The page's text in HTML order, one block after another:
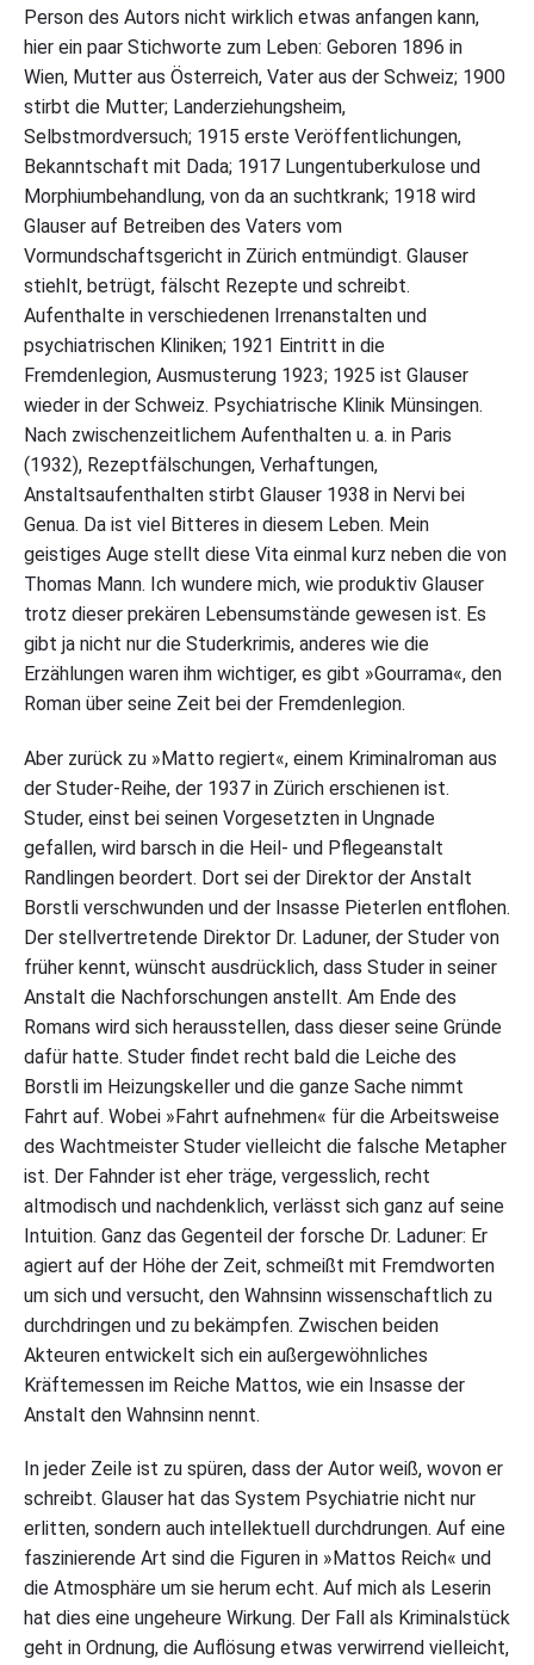
Person des Autors nicht wirklich etwas anfangen kann,
hier ein paar Stichworte zum Leben: Geboren 1896 in
Wien, Mutter aus Österreich, Vater aus der Schweiz; 1900
stirbt die Mutter; Landerziehungsheim,
Selbstmordversuch; 1915 erste Veröffentlichungen,
Bekanntschaft mit Dada; 1917 Lungentuberkulose und
Morphiumbehandlung, von da an suchtkrank; 1918 wird
Glauser auf Betreiben des Vaters vom
Vormundschaftsgericht in Zürich entmündigt. Glauser
stiehlt, betrügt, fälscht Rezepte und schreibt.
Aufenthalte in verschiedenen Irrenanstalten und
psychiatrischen Kliniken; 1921 Eintritt in die
Fremdenlegion, Ausmusterung 1923; 1925 ist Glauser
wieder in der Schweiz. Psychiatrische Klinik Münsingen.
Nach zwischenzeitlichem Aufenthalten u. a. in Paris
(1932), Rezeptfälschungen, Verhaftungen,
Anstaltsaufenthalten stirbt Glauser 1938 in Nervi bei
Genua. Da ist viel Bitteres in diesem Leben. Mein
geistiges Auge stellt diese Vita einmal kurz neben die von
Thomas Mann. Ich wundere mich, wie produktiv Glauser
trotz dieser prekären Lebensumstände gewesen ist. Es
gibt ja nicht nur die Studerkrimis, anderes wie die
Erzählungen waren ihm wichtiger, es gibt »Gourrama«, den
Roman über seine Zeit bei der Fremdenlegion.
Aber zurück zu »Matto regiert«, einem Kriminalroman aus
der Studer-Reihe, der 1937 in Zürich erschienen ist.
Studer, einst bei seinen Vorgesetzten in Ungnade
gefallen, wird barsch in die Heil- und Pflegeanstalt
Randlingen beordert. Dort sei der Direktor der Anstalt
Borstli verschwunden und der Insasse Pieterlen entflohen.
Der stellvertretende Direktor Dr. Laduner, der Studer von
früher kennt, wünscht ausdrücklich, dass Studer in seiner
Anstalt die Nachforschungen anstellt. Am Ende des
Romans wird sich herausstellen, dass dieser seine Gründe
dafür hatte. Studer findet recht bald die Leiche des
Borstli im Heizungskeller und die ganze Sache nimmt
Fahrt auf. Wobei »Fahrt aufnehmen« für die Arbeitsweise
des Wachtmeister Studer vielleicht die falsche Metapher
ist. Der Fahnder ist eher träge, vergesslich, recht
altmodisch und nachdenklich, verlässt sich ganz auf seine
Intuition. Ganz das Gegenteil der forsche Dr. Laduner: Er
agiert auf der Höhe der Zeit, schmeißt mit Fremdworten
um sich und versucht, den Wahnsinn wissenschaftlich zu
durchdringen und zu bekämpfen. Zwischen beiden
Akteuren entwickelt sich ein außergewöhnliches
Kräftemessen im Reiche Mattos, wie ein Insasse der
Anstalt den Wahnsinn nennt.
In jeder Zeile ist zu spüren, dass der Autor weiß, wovon er
schreibt. Glauser hat das System Psychiatrie nicht nur
erlitten, sondern auch intellektuell durchdrungen. Auf eine
faszinierende Art sind die Figuren in »Mattos Reich« und
die Atmosphäre um sie herum echt. Auf mich als Leserin
hat dies eine ungeheure Wirkung. Der Fall als Kriminalstück
geht in Ordnung, die Auflösung etwas verwirrend vielleicht,